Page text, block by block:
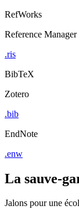
RefWorks
Reference Manager
.ris
BibTeX
Zotero
.bib
EndNote
.enw
La sauve-
Jalons pour une